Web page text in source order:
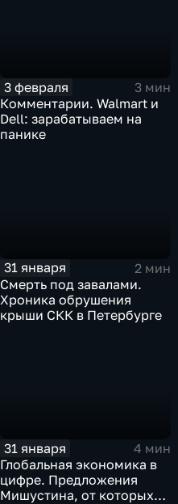
3 февраля
3 мин
Комментарии. Walmart и
Dell: зарабатываем на
панике
31 января
2 мин
Смерть под завалами.
Хроника обрушения
крыши СКК в Петербурге
31 января
4 мин
Глобальная экономика в
цифре. Предложения
Мишустина, от которых